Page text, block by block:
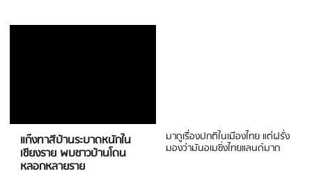
แก๊งทาสีบ้านระบาดหนักใน
เชียงราย พบชาวบ้านโดน
หลอกหลายราย
มาดูเรื่องปกติในเมืองไทย แต่ฝรั่ง
มองว่ามันอเมซิ่งไทยแลนด์มาก